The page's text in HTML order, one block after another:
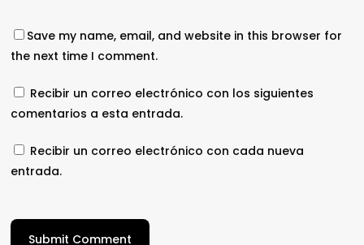
Save my name, email, and website in this browser for
the next time I comment.
Recibir un correo electrónico con los siguientes
comentarios a esta entrada.
Recibir un correo electrónico con cada nueva
entrada.